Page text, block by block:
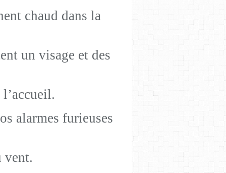
chaud dans la
un visage et des
alarmes furieuses
vent.